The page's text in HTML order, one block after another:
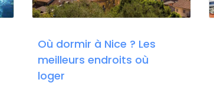
Où dormir à Nice ? Les
meilleurs endroits où
loger